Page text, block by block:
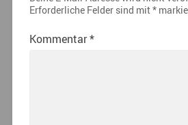
Erforderliche Felder sind mit*
Kommentar*